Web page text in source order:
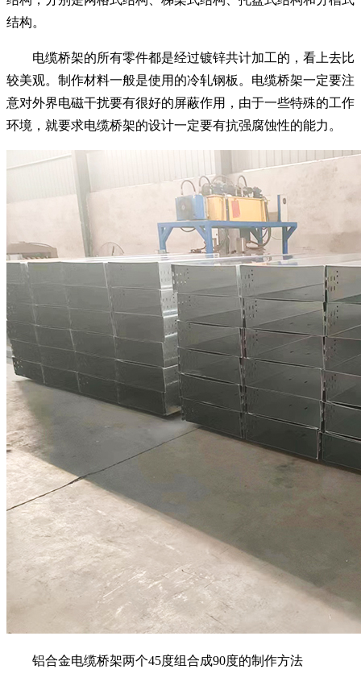
结构。
电缆桥架的所有零件都是经过镀锌共计加工的，看上去比
较美观。制作材料一般是使用的冷轧钢板。电缆桥架一定要注
意对外界电磁干扰要有很好的屏蔽作用，由于一些特殊的工作
环境，就要求电缆桥架的设计一定要有抗强腐蚀性的能力。
铝合金电缆桥架两个45度组合成90度的制作方法